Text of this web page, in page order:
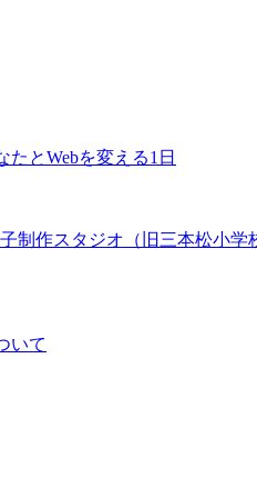
制作スタジオ（旧三本松小学
いて